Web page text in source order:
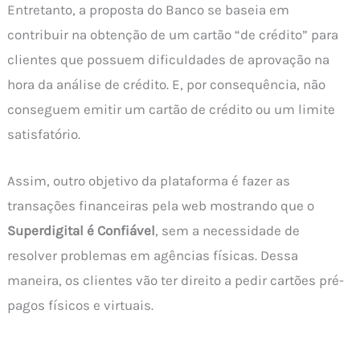
Entretanto, a proposta do Banco se baseia em
contribuir na obtenção de um cartão “de crédito” para
clientes que possuem dificuldades de aprovação na
hora da análise de crédito. E, por consequência, não
conseguem emitir um cartão de crédito ou um limite
satisfatório.
Assim, outro objetivo da plataforma é fazer as
transações financeiras pela web mostrando que o
Superdigital é Confiável, sem a necessidade de
resolver problemas em agências físicas. Dessa
maneira, os clientes vão ter direito a pedir cartões pré-
pagos físicos e virtuais.